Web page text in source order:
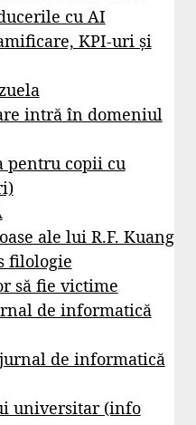
cu AI
KPI-uri și
intră în domeniul
pentru copii cu
ale lui R.F. Kuang
filologie
să fie victime
de informatică
de informatică
universitar (info